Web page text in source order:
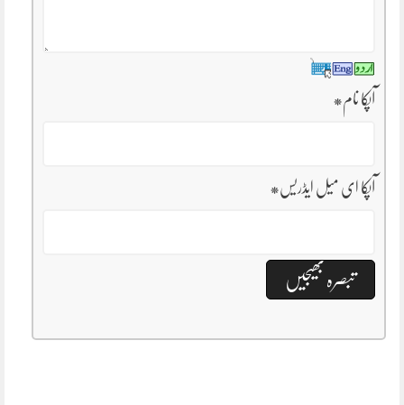
آپکا نام*
آپکا ای میل ایڈریس*